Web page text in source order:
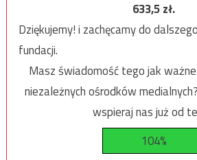
633,5zł.
Dziękujemy! i zachęcamy do
fundacji.
Masz świadomość tego jak
niezależnych ośrodków
wspieraj nas już od
104%